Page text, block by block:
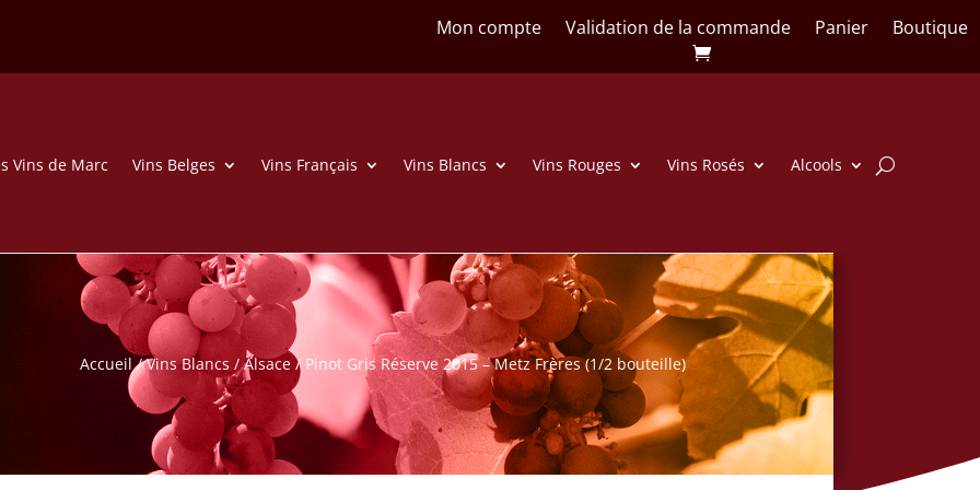
Mon compte Validation de la commande Panier Boutique
Vins de Marc Vins Belges Vins Français Vins Blancs Vins Rouges Vins Rosés Alcools
Accueil/Vins Blancs /Alsace/ Pinot Gris Réserve 2015 – Metz Frères (1/2 bouteille)